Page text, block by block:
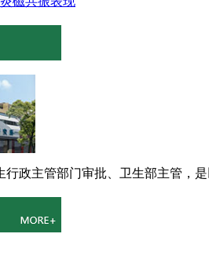
行政主管部门审批、卫生部主管，